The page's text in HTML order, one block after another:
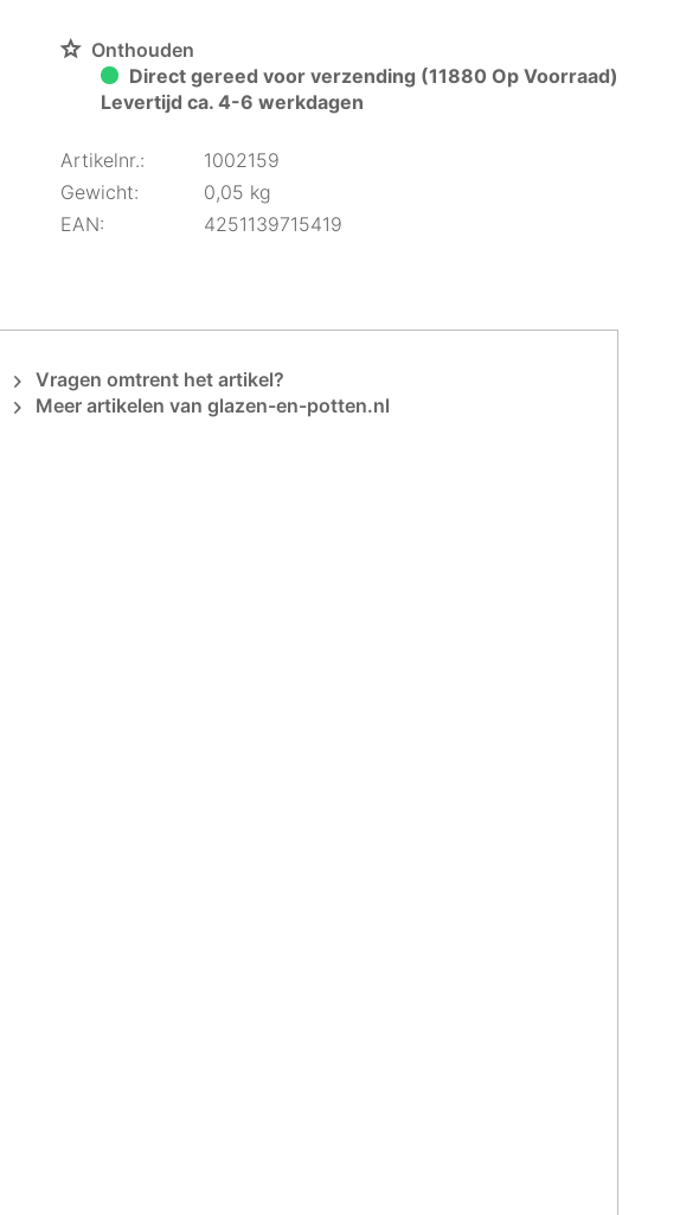
Onthouden
Direct gereed voor verzending (11880 Op Voorraad)
Levertijd ca. 4-6 werkdagen
Artikelnr.:
1002159
Gewicht:
0,05 kg
EAN:
4251139715419
Vragen omtrent het artikel?
Meer artikelen van glazen-en-potten.nl